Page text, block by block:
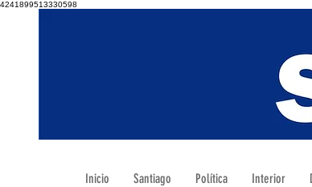
4241899513330598
Inicio Santiago Política Interior